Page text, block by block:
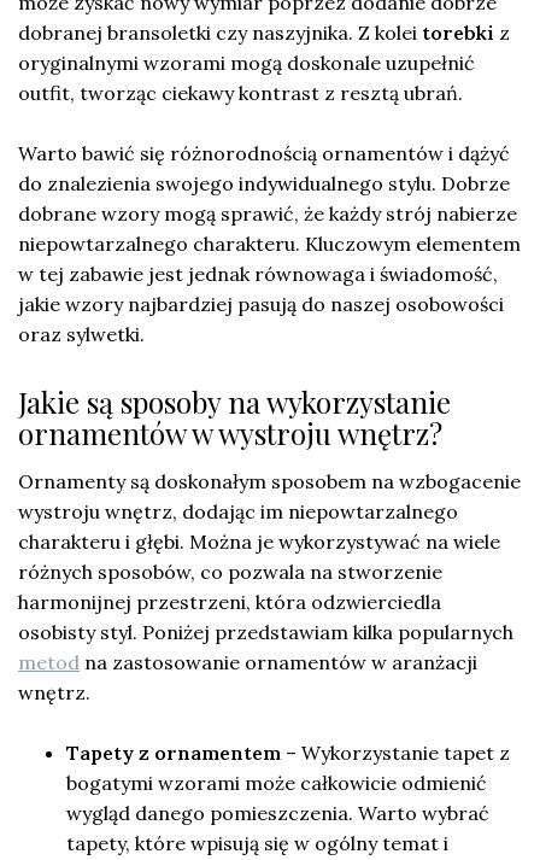
dobranej bransoletki czy naszyjnika. Z kolei torebki z
oryginalnymi wzorami mogą doskonale uzupełnić
outfit, tworząc ciekawy kontrast z resztą ubrań.
Warto bawić się różnorodnością ornamentów i dążyć
do znalezienia swojego indywidualnego stylu. Dobrze
dobrane wzory mogą sprawić, że każdy strój nabierze
niepowtarzalnego charakteru. Kluczowym elementem
w tej zabawie jest jednak równowaga i świadomość,
jakie wzory najbardziej pasują do naszej osobowości
oraz sylwetki.
Jakie są sposoby na wykorzystanie
ornamentów w wystroju wnętrz?
Ornamenty są doskonałym sposobem na wzbogacenie
wystroju wnętrz, dodając im niepowtarzalnego
charakteru i głębi. Można je wykorzystywać na wiele
różnych sposobów, co pozwala na stworzenie
harmonijnej przestrzeni, która odzwierciedla
osobisty styl. Poniżej przedstawiam kilka popularnych
metod na zastosowanie ornamentów w aranżacji
wnętrz.
Tapety z ornamentem – Wykorzystanie tapet z
bogatymi wzorami może całkowicie odmienić
wygląd danego pomieszczenia. Warto wybrać
tapety, które wpisują się w ogólny temat i